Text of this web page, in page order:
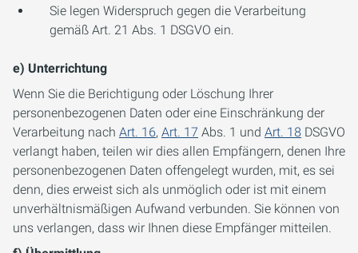
Sie legen Widerspruch gegen die Verarbeitung
gemäß Art. 21 Abs. 1 DSGVO ein.
e) Unterrichtung
Wenn Sie die Berichtigung oder Löschung Ihrer
personenbezogenen Daten oder eine Einschränkung der
Verarbeitung nach Art. 16, Art. 17 Abs. 1 und Art. 18 DSGVO
verlangt haben, teilen wir dies allen Empfängern, denen Ihre
personenbezogenen Daten offengelegt wurden, mit, es sei
denn, dies erweist sich als unmöglich oder ist mit einem
unverhältnismäßigen Aufwand verbunden. Sie können von
uns verlangen, dass wir Ihnen diese Empfänger mitteilen.